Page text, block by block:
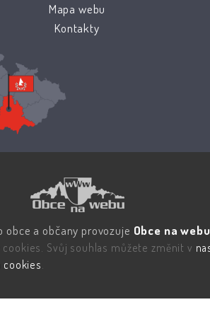
Mapa webu
Kontakty
obce a občany provozuje Obce na
Svůj souhlas můžete změnit v
.